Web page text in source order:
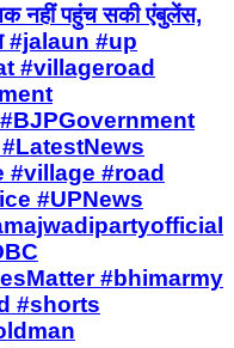
नहीं पहुंच सकी एंबुलेंस,
#jalaun #up
#villageroad
#village #road
#UPNews
#bhimarmy
#shorts